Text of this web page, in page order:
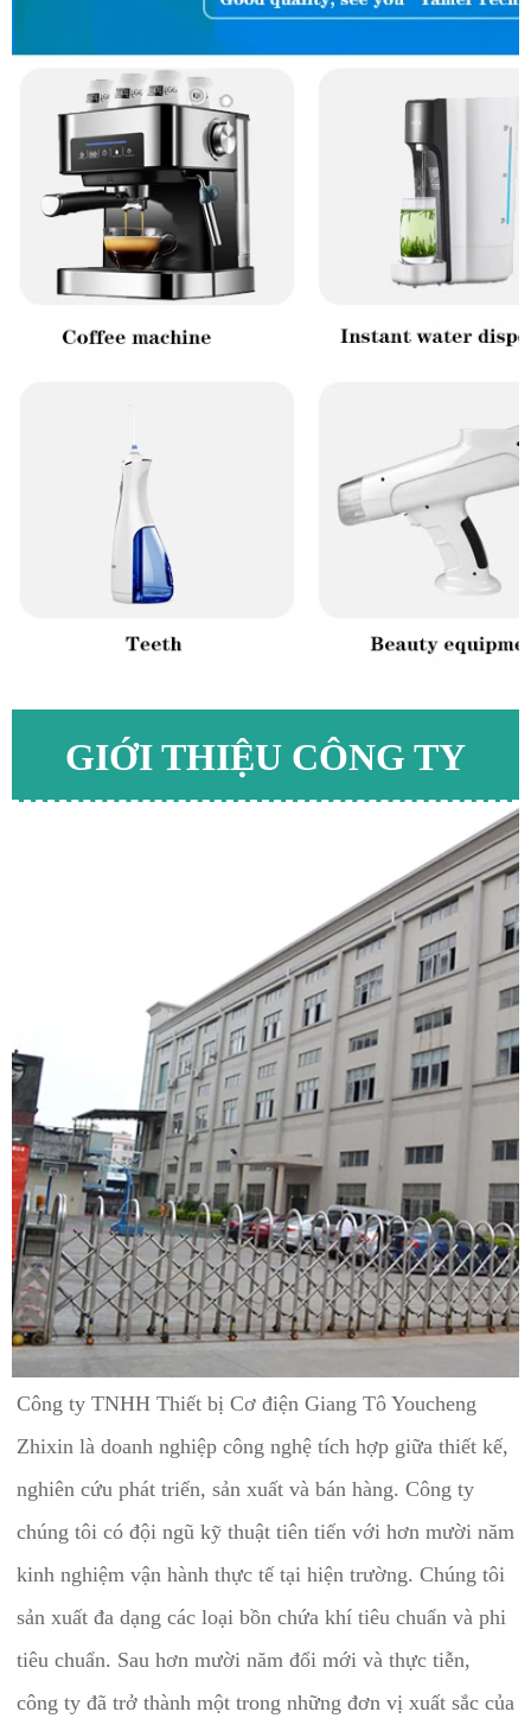
GIỚI THIỆU CÔNG TY
Công ty TNHH Thiết bị Cơ điện Giang Tô Youcheng
Zhixin là doanh nghiệp công nghệ tích hợp giữa thiết kế,
nghiên cứu phát triển, sản xuất và bán hàng. Công ty
chúng tôi có đội ngũ kỹ thuật tiên tiến với hơn mười năm
kinh nghiệm vận hành thực tế tại hiện trường. Chúng tôi
sản xuất đa dạng các loại bồn chứa khí tiêu chuẩn và phi
tiêu chuẩn. Sau hơn mười năm đổi mới và thực tiễn,
công ty đã trở thành một trong những đơn vị xuất sắc của